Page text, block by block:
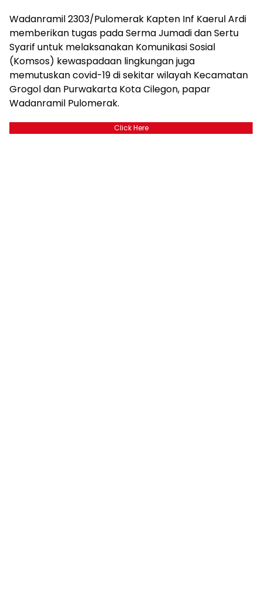
Wadanramil 2303/Pulomerak Kapten Inf Kaerul Ardi
memberikan tugas pada Serma Jumadi dan Sertu
Syarif untuk melaksanakan Komunikasi Sosial
(Komsos) kewaspadaan lingkungan juga
memutuskan covid-19 di sekitar wilayah Kecamatan
Grogol dan Purwakarta Kota Cilegon, papar
Wadanramil Pulomerak.
Click Here